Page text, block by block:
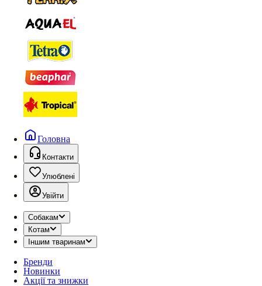
Головна
Контакти
Улюблені
Увійти
Собакам
Котам
Іншим тваринам
Бренди
Новинки
Акції та знижки